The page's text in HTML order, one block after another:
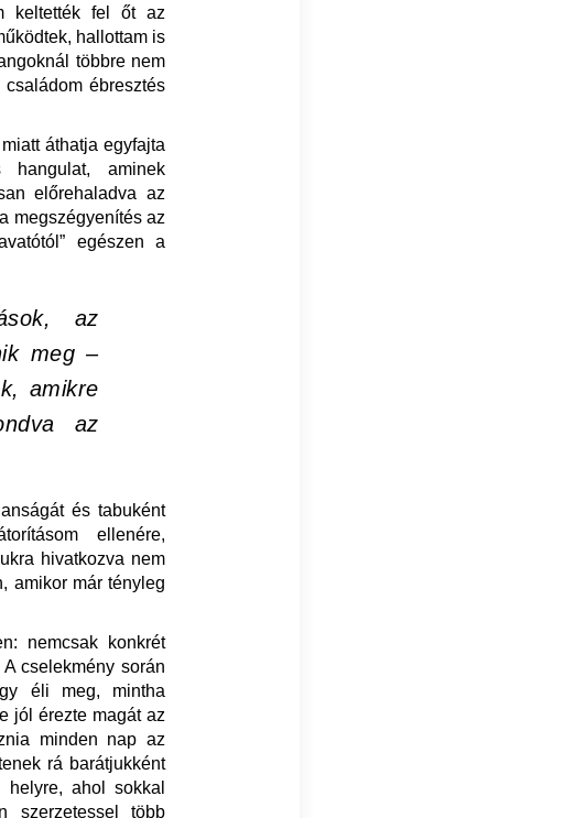
keltették fel őt az
hallottam is
többre nem
ébresztés
áthatja egyfajta
hangulat, aminek
előrehaladva az
megszégyenítés az
egészen a
az
meg –
amikre
az
és tabuként
ellenére,
hivatkozva nem
amikor már tényleg
nemcsak konkrét
cselekmény során
éli meg, mintha
jól érezte magát az
minden nap az
rá barátjukként
ahol sokkal
szerzetessel több